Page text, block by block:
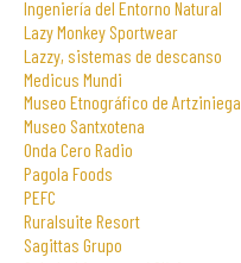
Ingeniería del Entorno Natural
Lazy Monkey Sportwear
Lazzy, sistemas de descanso
Medicus Mundi
Museo Etnográfico de Artziniega
Museo Santxotena
Onda Cero Radio
Pagola Foods
PEFC
Ruralsuite Resort
Sagittas Grupo